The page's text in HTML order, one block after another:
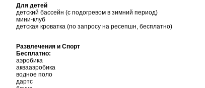
Для детей
детский бассейн (с подогревом в зимний период)
мини-клуб
детская кроватка (по запросу на ресепшн, бесплатно)
Развлечения и Спорт
Бесплатно:
аэробика
аквааэробика
водное поло
дартс